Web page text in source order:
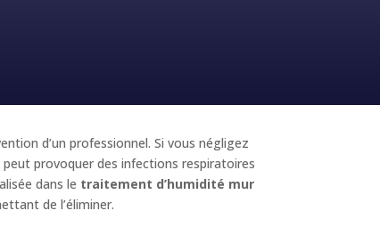
d’un professionnel. Si vous négligez
peut provoquer des infections respiratoires
dans le traitement d’humidité mur
de l’éliminer.